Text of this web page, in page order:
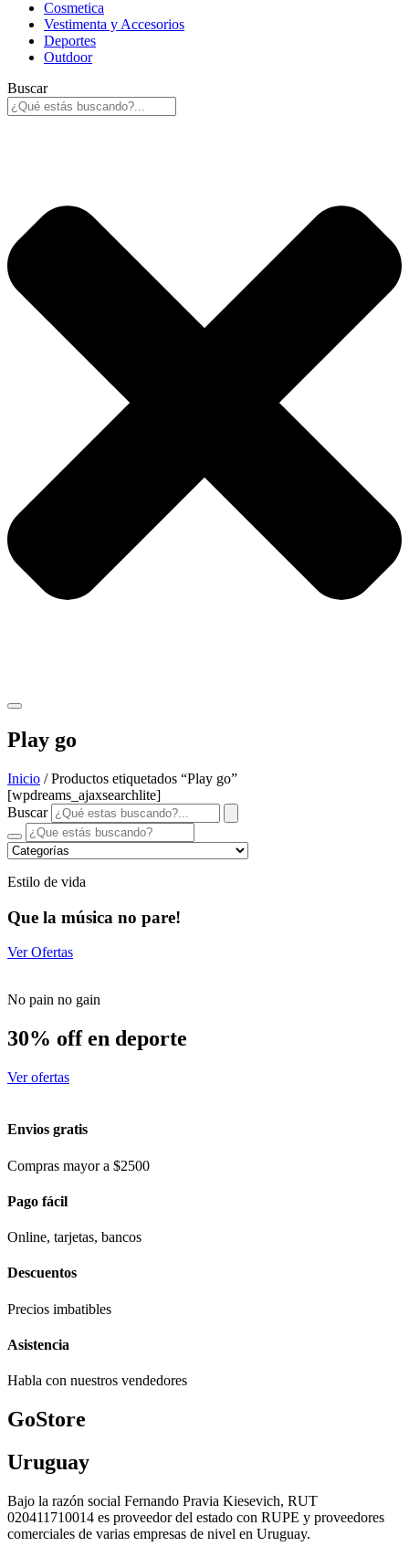
Cosmetica
Vestimenta y Accesorios
Deportes
Outdoor
Buscar
Play go
Inicio / Productos etiquetados “Play go”
[wpdreams_ajaxsearchlite]
Buscar
Estilo de vida
Que la música no pare!
Ver Ofertas
No pain no gain
30% off en deporte
Ver ofertas
Envios gratis
Compras mayor a $2500
Pago fácil
Online, tarjetas, bancos
Descuentos
Precios imbatibles
Asistencia
Habla con nuestros vendedores
GoStore
Uruguay
Bajo la razón social Fernando Pravia Kiesevich, RUT
020411710014 es proveedor del estado con RUPE y proveedores
comerciales de varias empresas de nivel en Uruguay.